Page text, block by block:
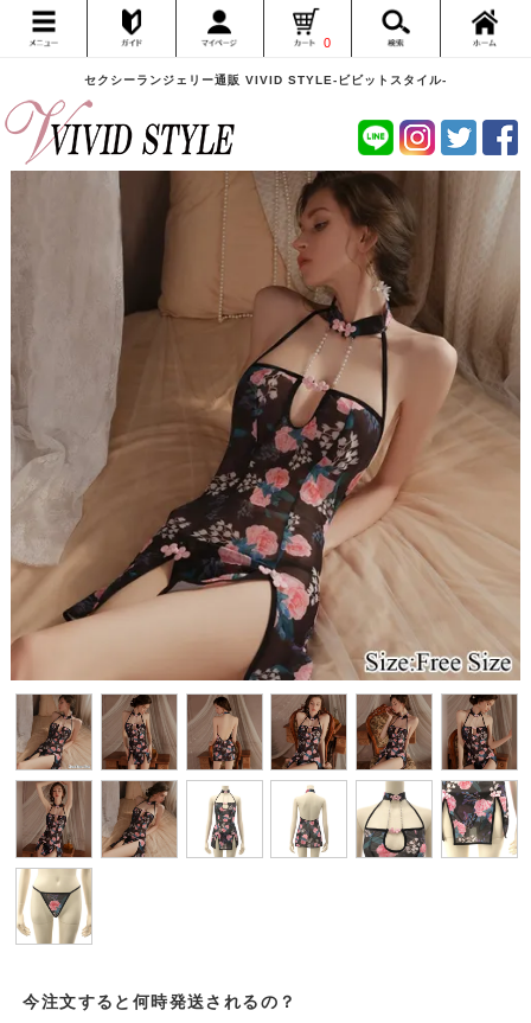
セクシーランジェリー通販 VIVID STYLE-ビビットスタイル-
0
今注文すると何時発送されるの？